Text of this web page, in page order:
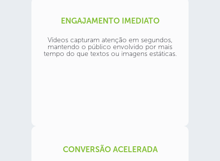
ENGAJAMENTO IMEDIATO
Vídeos capturam atenção em segundos,
mantendo o público envolvido por mais
tempo do que textos ou imagens estáticas.
CONVERSÃO ACELERADA